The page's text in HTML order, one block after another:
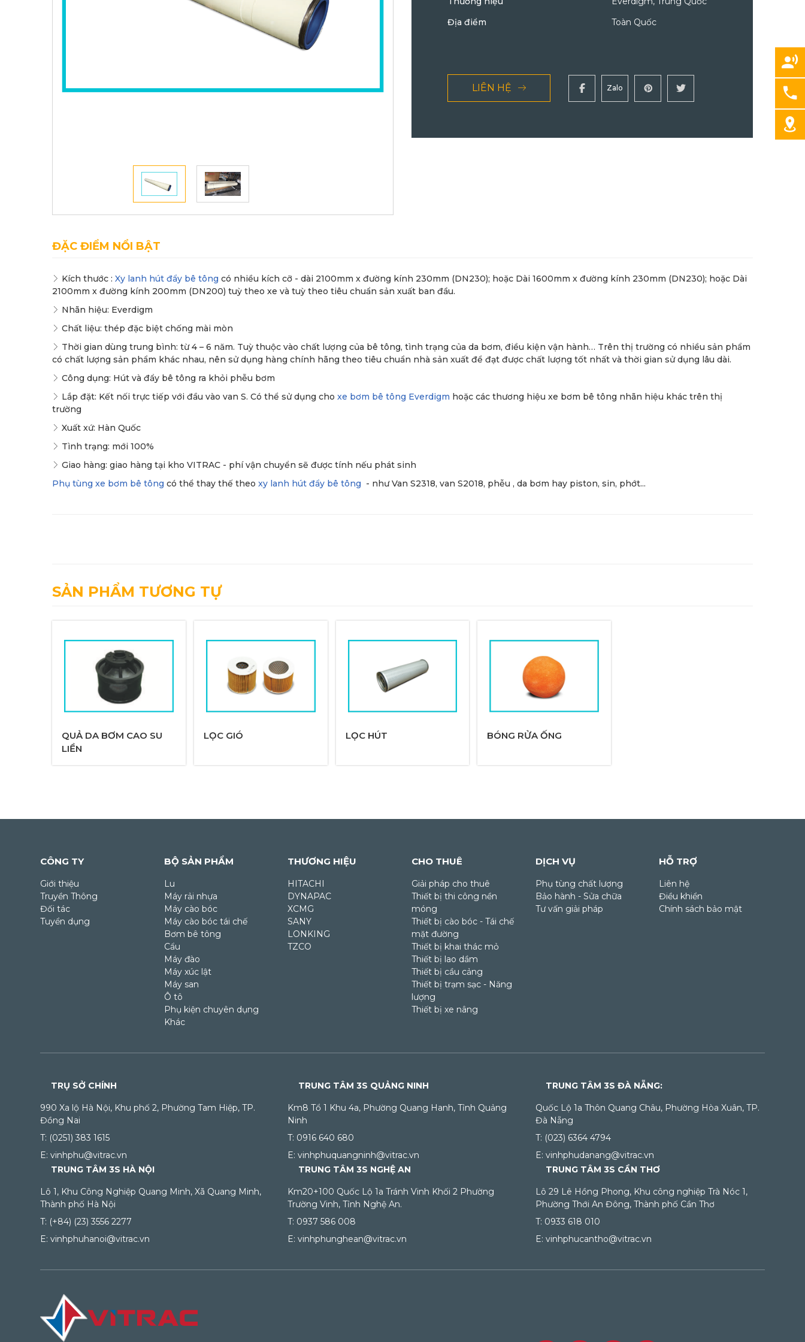
Địa điểm
Toàn Quốc
LIÊN HỆ Zalo
ĐẶC ĐIỂM NỔI BẬT
Kích thước : Xy lanh hút đẩy bê tông có nhiều kích cỡ - dài 2100mm x đường kính 230mm (DN230); hoặc Dài 1600mm x đường kính 230mm (DN230); hoặc Dài
2100mm x đường kính 200mm (DN200) tuỳ theo xe và tuỳ theo tiêu chuẩn sản xuất ban đầu.
Nhãn hiệu: Everdigm
Chất liệu: thép đặc biệt chống mài mòn
Thời gian dùng trung bình: từ 4 – 6 năm. Tuỳ thuộc vào chất lượng của bê tông, tình trạng của da bơm, điều kiện vận hành… Trên thị trường có nhiều sản phẩm
có chất lượng sản phẩm khác nhau, nên sử dụng hàng chính hãng theo tiêu chuẩn nhà sản xuất để đạt được chất lượng tốt nhất và thời gian sử dụng lâu dài.
Công dụng: Hút và đẩy bê tông ra khỏi phễu bơm
Lắp đặt: Kết nối trực tiếp với đầu vào van S. Có thể sử dụng cho xe bơm bê tông Everdigm hoặc các thương hiệu xe bơm bê tông nhãn hiệu khác trên thị
trường
Xuất xứ: Hàn Quốc
Tình trạng: mới 100%
Giao hàng: giao hàng tại kho VITRAC - phí vận chuyển sẽ được tính nếu phát sinh
Phụ tùng xe bơm bê tông có thể thay thế theo xy lanh hút đẩy bê tông - như Van S2318, van S2018, phễu , da bơm hay piston, sin, phớt...
SẢN PHẨM TƯƠNG TỰ
QUẢ DA BƠM CAO SU
LIỀN
LỌC GIÓ LỌC HÚT BÓNG RỬA ỐNG
CÔNG TY
Giới thiệu
Truyền Thông
Đối tác
Tuyển dụng
BỘ SẢN PHẨM
Lu
Máy rải nhựa
Máy cào bóc
Máy cào bóc tái chế
Bơm bê tông
Cẩu
Máy đào
Máy xúc lật
Máy san
Ô tô
Phụ kiện chuyên dụng
Khác
THƯƠNG HIỆU
HITACHI
DYNAPAC
XCMG
SANY
LONKING
TZCO
CHO THUÊ
Giải pháp cho thuê
Thiết bị thi công nền
móng
Thiết bị cào bóc - Tái chế
mặt đường
Thiết bị khai thác mỏ
Thiết bị lao dầm
Thiết bị cầu cảng
Thiết bị trạm sạc - Năng
lượng
Thiết bị xe nâng
DỊCH VỤ
Phụ tùng chất lượng
Bảo hành - Sửa chữa
Tư vấn giải pháp
HỖ TRỢ
Liên hệ
Điều khiển
Chính sách bảo mật
TRỤ SỞ CHÍNH
990 Xa lộ Hà Nội, Khu phố 2, Phường Tam Hiệp, TP.
Đồng Nai
T: (0251) 383 1615
E: vinhphu@vitrac.vn
TRUNG TÂM 3S QUẢNG NINH
Km8 Tổ 1 Khu 4a, Phường Quang Hanh, Tỉnh Quảng
Ninh
T: 0916 640 680
E: vinhphuquangninh@vitrac.vn
TRUNG TÂM 3S ĐÀ NẴNG:
Quốc Lộ 1a Thôn Quang Châu, Phường Hòa Xuân, TP.
Đà Nẵng
T: (023) 6364 4794
E: vinhphudanang@vitrac.vn
TRUNG TÂM 3S HÀ NỘI
Lô 1, Khu Công Nghiệp Quang Minh, Xã Quang Minh,
Thành phố Hà Nội
T: (+84) (23) 3556 2277
E: vinhphuhanoi@vitrac.vn
TRUNG TÂM 3S NGHỆ AN
Km20+100 Quốc Lộ 1a Tránh Vinh Khối 2 Phường
Trường Vinh, Tỉnh Nghệ An.
T: 0937 586 008
E: vinhphunghean@vitrac.vn
TRUNG TÂM 3S CẦN THƠ
Lô 29 Lê Hồng Phong, Khu công nghiệp Trà Nóc 1,
Phường Thới An Đông, Thành phố Cần Thơ
T: 0933 618 010
E: vinhphucantho@vitrac.vn